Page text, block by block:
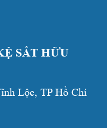
SẮT HỮU
Lộc, TP Hồ Chí